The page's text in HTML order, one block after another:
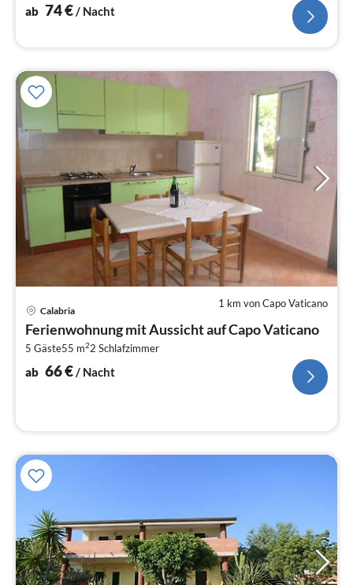
ab 74€/ Nacht
1 km von Capo Vaticano
Calabria
Ferienwohnung mit Aussicht auf Capo Vaticano
5 Gäste55 m22 Schlafzimmer
ab 66€ / Nacht